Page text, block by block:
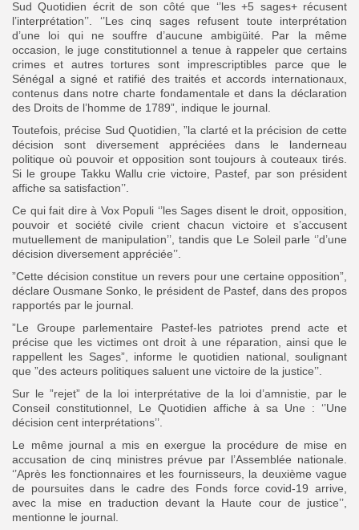
Sud Quotidien écrit de son côté que ‘’les +5 sages+ récusent
l’interprétation’’. ‘’Les cinq sages refusent toute interprétation
d’une loi qui ne souffre d’aucune ambigüité. Par la même
occasion, le juge constitutionnel a tenue à rappeler que certains
crimes et autres tortures sont imprescriptibles parce que le
Sénégal a signé et ratifié des traités et accords internationaux,
contenus dans notre charte fondamentale et dans la déclaration
des Droits de l’homme de 1789”, indique le journal.
Toutefois, précise Sud Quotidien, ”la clarté et la précision de cette
décision sont diversement appréciées dans le landerneau
politique où pouvoir et opposition sont toujours à couteaux tirés.
Si le groupe Takku Wallu crie victoire, Pastef, par son président
affiche sa satisfaction’’.
Ce qui fait dire à Vox Populi ‘’les Sages disent le droit, opposition,
pouvoir et société civile crient chacun victoire et s’accusent
mutuellement de manipulation’’, tandis que Le Soleil parle ‘’d’une
décision diversement appréciée’’.
”Cette décision constitue un revers pour une certaine opposition”,
déclare Ousmane Sonko, le président de Pastef, dans des propos
rapportés par le journal.
”Le Groupe parlementaire Pastef-les patriotes prend acte et
précise que les victimes ont droit à une réparation, ainsi que le
rappellent les Sages”, informe le quotidien national, soulignant
que ”des acteurs politiques saluent une victoire de la justice’’.
Sur le ”rejet” de la loi interprétative de la loi d’amnistie, par le
Conseil constitutionnel, Le Quotidien affiche à sa Une : ‘’Une
décision cent interprétations’’.
Le même journal a mis en exergue la procédure de mise en
accusation de cinq ministres prévue par l’Assemblée nationale.
‘’Après les fonctionnaires et les fournisseurs, la deuxième vague
de poursuites dans le cadre des Fonds force covid-19 arrive,
avec la mise en traduction devant la Haute cour de justice’’,
mentionne le journal.